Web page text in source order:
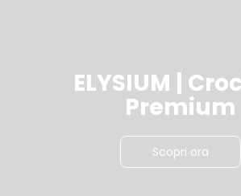
ELYSIUM |
Premium
Scopri ora